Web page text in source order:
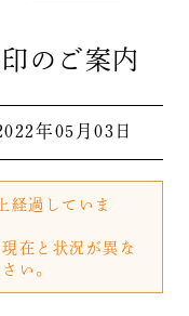
のご案内
年05月03日
経過していま
在と状況が異な
い。